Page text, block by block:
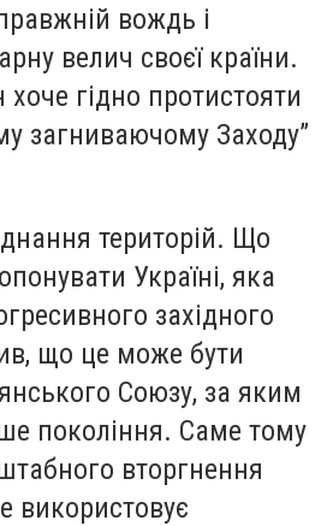
вождь і
велич своєї країни.
гідно протистояти
загниваючому Заходу”
територій. Що
Україні, яка
західного
що це може бути
Союзу, за яким
покоління. Саме тому
вторгнення
використовує